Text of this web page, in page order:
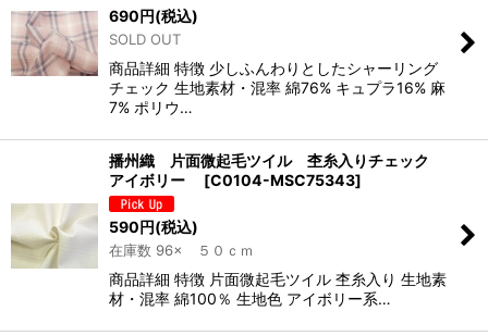
690円(税込)
SOLD OUT
商品詳細 特徴 少しふんわりとしたシャーリング
チェック 生地素材・混率 綿76% キュプラ16% 麻
7% ポリウ…
播州織 片面微起毛ツイル 杢糸入りチェック
アイボリー
[C0104-MSC75343]
590円(税込)
在庫数 96× ５０ｃｍ
商品詳細 特徴 片面微起毛ツイル 杢糸入り 生地素
材・混率 綿100％ 生地色 アイボリー系…